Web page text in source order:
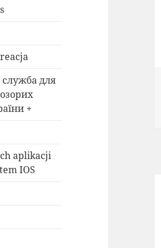
для
+
aplikacji
IOS